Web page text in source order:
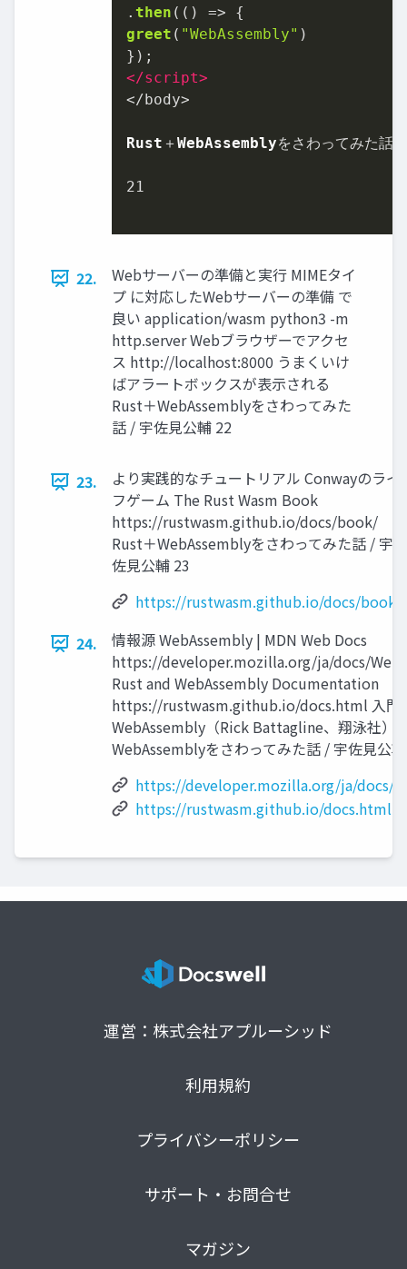
. then ( () =>
greet ( "WebAssembly" )
</script>
</body>
Rust ＋WebAssemblyをさわってみた
21
22.
Webサーバーの準備と実行 MIMEタイ
プ に対応したWebサーバーの準備 で
良い application/wasm python3 -m
http.server Webブラウザーでアクセ
ス http://localhost:8000 うまくいけ
ばアラートボックスが表示される
Rust＋WebAssemblyをさわってみた
話 / 宇佐見公輔 22
23.
より実践的なチュートリアル Conwayのライ
フゲーム The Rust Wasm Book
https://rustwasm.github.io/docs/book/
Rust＋WebAssemblyをさわってみた話 / 宇
佐見公輔 23
https://rustwasm.github.io/docs/book/
24.
情報源 WebAssembly | MDN Web Docs
https://developer.mozilla.org/ja/docs/
Rust and WebAssembly Documentation
https://rustwasm.github.io/docs.html 入門
WebAssembly（Rick Battagline、翔泳社）
WebAssemblyをさわってみた話 / 宇佐見公
https://developer.mozilla.org/ja/docs/
https://rustwasm.github.io/docs.html
運営：株式会社アプルーシッド
利用規約
プライバシーポリシー
サポート・お問合せ
マガジン